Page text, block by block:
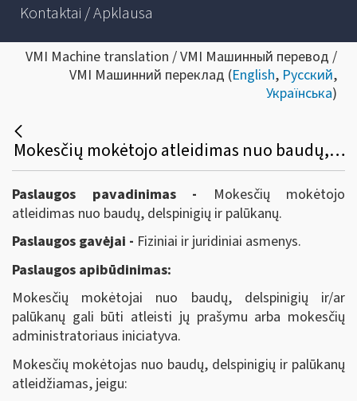
Kontaktai / Apklausa
VMI Machine translation / VMI Машинный перевод /
VMI Машинний переклад (English, Русский,
Українська)
Mokesčių mokėtojo atleidimas nuo baudų, delspinigių ir palūkanų
Paslaugos pavadinimas - Mokesčių mokėtojo
atleidimas nuo baudų, delspinigių ir palūkanų.
Paslaugos gavėjai - Fiziniai ir juridiniai asmenys.
Paslaugos apibūdinimas:
Mokesčių mokėtojai nuo baudų, delspinigių ir/ar
palūkanų gali būti atleisti jų prašymu arba mokesčių
administratoriaus iniciatyva.
Mokesčių mokėtojas nuo baudų, delspinigių ir palūkanų
atleidžiamas, jeigu: